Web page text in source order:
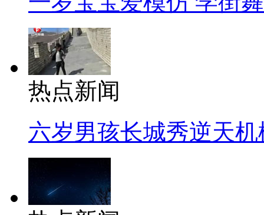
热点新闻
六岁男孩长城秀逆天机